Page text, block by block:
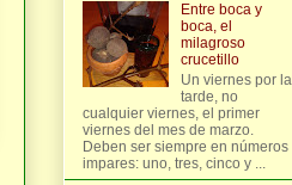
Entre boca y
boca, el
milagroso
crucetillo
Un viernes por la
tarde, no
cualquier viernes, el primer
viernes del mes de marzo.
Deben ser siempre en números
impares: uno, tres, cinco y ...